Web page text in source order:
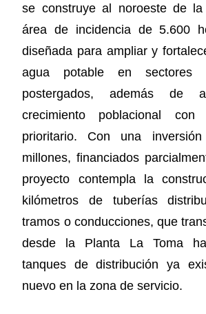
se construye al noroeste de
área de incidencia de 5.600
diseñada para ampliar y
agua potable en sectores
postergados, además de
crecimiento poblacional con
prioritario. Con una
millones, financiados
proyecto contempla la
kilómetros de tuberías
tramos o conducciones, que
desde la Planta La Toma
tanques de distribución ya
nuevo en la zona de servicio.